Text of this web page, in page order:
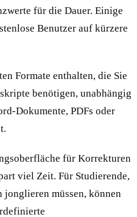
für die Dauer. Einige
Benutzer auf kürzere
Formate enthalten, die Sie
benötigen, unabhängig
Dokumente, PDFs oder
für Korrekturen
viel Zeit. Für Studierende,
jonglieren müssen, können